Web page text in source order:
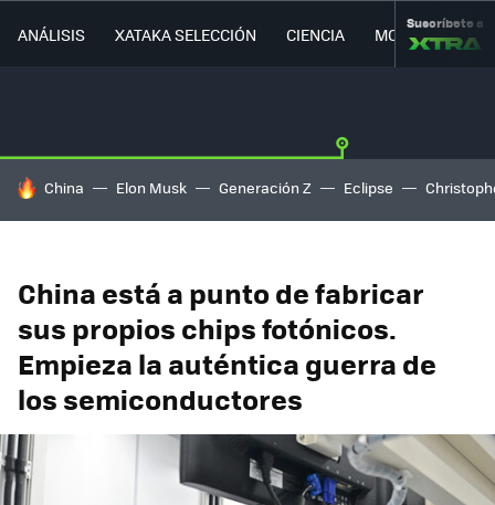
ANÁLISIS XATAKA SELECCIÓN CIENCIA MOVILIDAD
Suscríbete a
HOY SE HABLA DE
China Elon Musk Generación Z Eclipse
China está a punto de fabricar
sus propios chips fotónicos.
Empieza la auténtica guerra de
los semiconductores